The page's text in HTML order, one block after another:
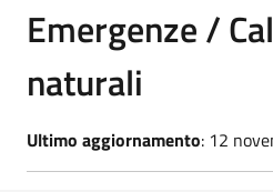
Emergenze /
naturali
Ultimo aggiornamento: 12